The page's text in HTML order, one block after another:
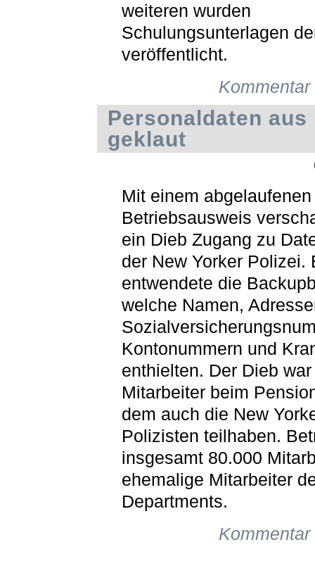
weiteren wurden
Schulungsunterlagen
veröffentlicht.
Personaldaten aus
geklaut
Mit einem abgelaufenen
Betriebsausweis
ein Dieb Zugang zu
der New Yorker Polizei.
entwendete die
welche Namen,
Kontonummern und
enthielten. Der Dieb war
Mitarbeiter beim
dem auch die New
Polizisten teilhaben.
insgesamt 80.000
ehemalige Mitarbeiter
Departments.